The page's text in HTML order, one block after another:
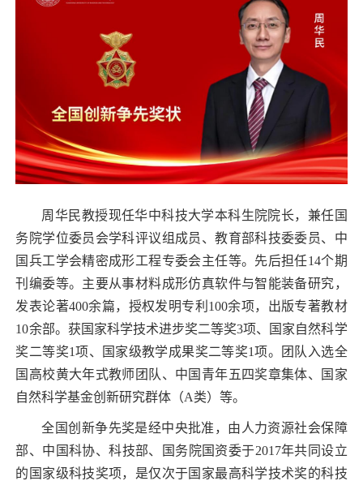
周华民教授现任华中科技大学本科生院院长，兼任国
务院学位委员会学科评议组成员、教育部科技委委员、中
国兵工学会精密成形工程专委会主任等。先后担任14个期
刊编委等。主要从事材料成形仿真软件与智能装备研究，
发表论著400余篇，授权发明专利100余项，出版专著教材
10余部。获国家科学技术进步奖二等奖3项、国家自然科学
奖二等奖1项、国家级教学成果奖二等奖1项。团队入选全
国高校黄大年式教师团队、中国青年五四奖章集体、国家
自然科学基金创新研究群体（A类）等。
全国创新争先奖是经中央批准，由人力资源社会保障
部、中国科协、科技部、国务院国资委于2017年共同设立
的国家级科技奖项，是仅次于国家最高科学技术奖的科技